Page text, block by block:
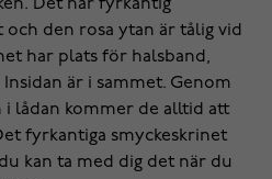
Det här fyrkantig
den rosa ytan är tålig vid
har plats för halsband,
är i sammet. Genom
i lådan kommer de alltid att
fyrkantiga smyckeskrinet
kan ta med dig det när du